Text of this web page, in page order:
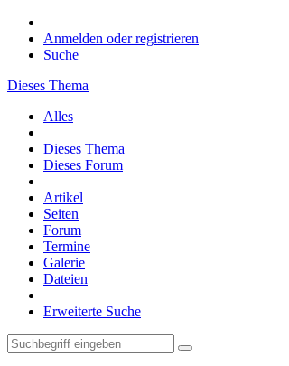
Anmelden oder registrieren
Suche
Dieses Thema
Alles
Dieses Thema
Dieses Forum
Artikel
Seiten
Forum
Termine
Galerie
Dateien
Erweiterte Suche